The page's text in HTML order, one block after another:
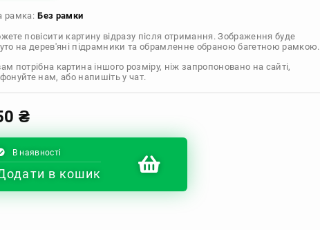
80x80 Ціна: 1650 грн
90x90 Ціна: 1800 грн
100x100 Ціна: 2500 грн
рамка: Без рамки
повісити картину відразу після отримання. Зображення буде
на дерев'яні підрамники та обрамленне обраною багетною рамкою.
потрібна картина іншого розміру, ніж запропоновано на сайті,
нам, або напишіть у чат.
₴
В наявності
в кошик